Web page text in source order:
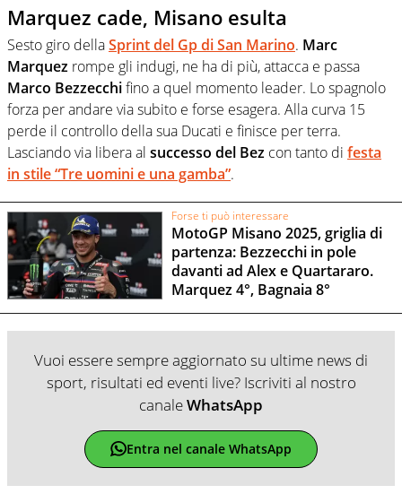
Marquez cade, Misano esulta
Sesto giro dellaSprint del Gp di San Marino. Marc
Marquez rompe gli indugi, ne ha di più, attacca e passa
Marco Bezzecchifino a quel momento leader. Lo spagnolo
forza per andare via subito e forse esagera. Alla curva 15
perde il controllo della sua Ducati e finisce per terra.
Lasciando via libera al successo del Bez con tanto di festa
in stile “Tre uomini e una gamba”.
Forse ti può interessare
MotoGP Misano 2025, griglia di
partenza: Bezzecchi in pole
davanti ad Alex e Quartararo.
Marquez 4°, Bagnaia 8°
Vuoi essere sempre aggiornato su ultime news di
sport, risultati ed eventi live? Iscriviti al nostro
canaleWhatsApp
Entra nel canale WhatsApp